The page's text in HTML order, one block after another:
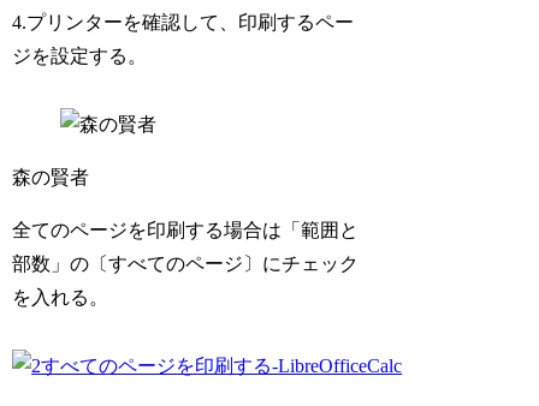
4.プリンターを確認して、印刷するペー
ジを設定する。
森の賢者
全てのページを印刷する場合は「範囲と
部数」の〔すべてのページ〕にチェック
を入れる。